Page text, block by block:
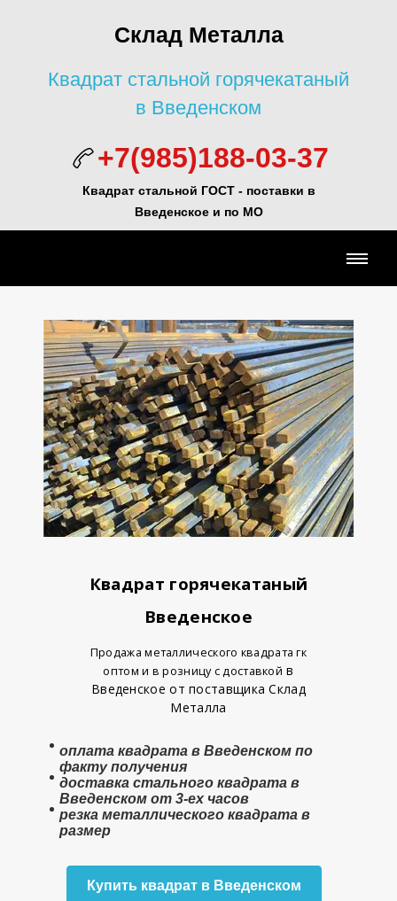
Склад Металла
Квадрат стальной горячекатаный
в Введенском
+7(985)188-03-37
Квадрат стальной ГОСТ - поставки в
Введенское и по МО
Квадрат горячекатаный
Введенское
Продажа металлического квадрата гк
оптом и в розницу с доставкой в
Введенское от поставщика Склад
Металла
оплата квадрата в Введенском по
факту получения
доставка стального квадрата в
Введенском от 3-ех часов
резка металлического квадрата в
размер
Купить квадрат в Введенском